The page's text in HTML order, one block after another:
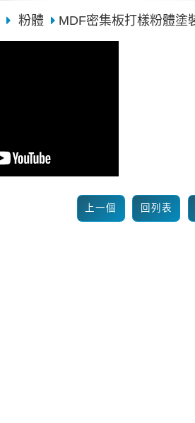
粉體 MDF密集板打樣粉體塗
上一個 回列表